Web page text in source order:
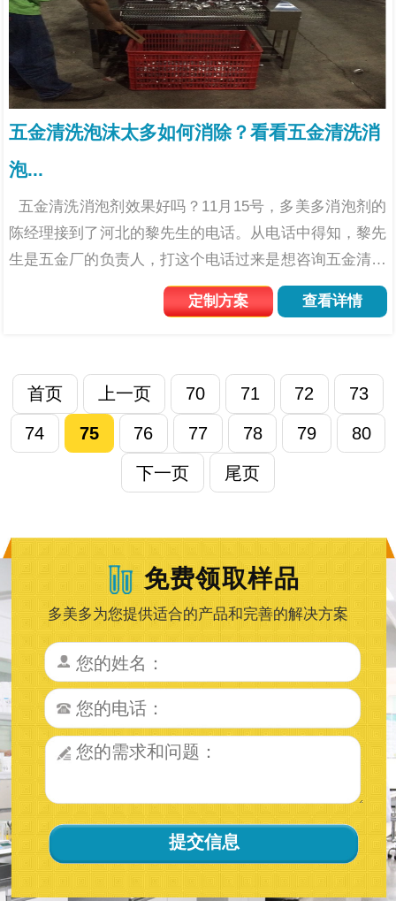
五金清洗泡沫太多如何消除？看看五金清洗消
泡...
五金清洗消泡剂效果好吗？11月15号，多美多消泡剂的
陈经理接到了河北的黎先生的电话。从电话中得知，黎先
生是五金厂的负责人，打这个电话过来是想咨询五金清洗
消泡剂的。 五金行业已经是非常常见的了，五金的应用
定制方案 查看详情
首页 上一页 70 71 72 73
74 75 76 77 78 79 80
下一页 尾页
免费领取样品
多美多为您提供适合的产品和完善的解决方案